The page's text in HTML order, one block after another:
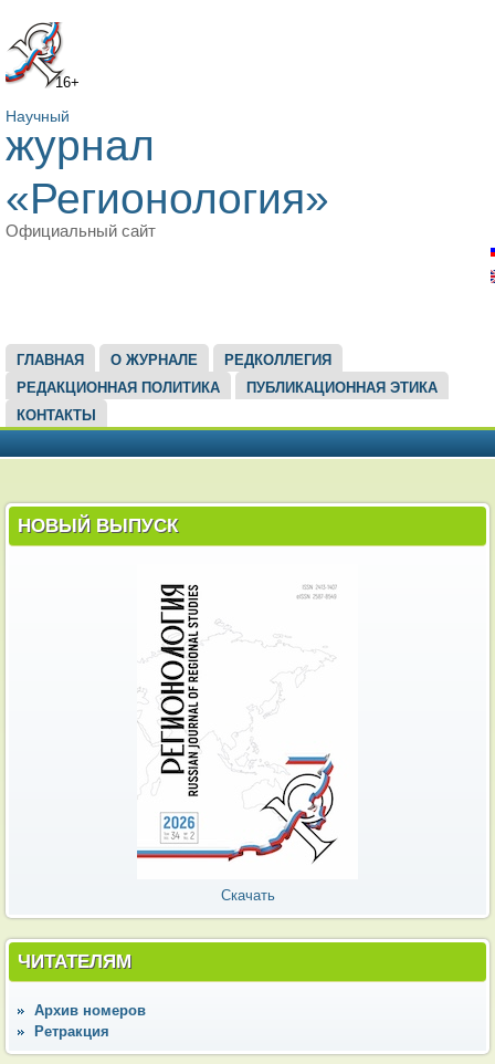
16+
Научный
журнал
«Регионология»
Официальный сайт
ГЛАВНОЕ МЕНЮ
ГЛАВНАЯ О ЖУРНАЛЕ
РЕДКОЛЛЕГИЯ
РЕДАКЦИОННАЯ ПОЛИТИКА
ПУБЛИКАЦИОННАЯ ЭТИКА
КОНТАКТЫ
НОВЫЙ ВЫПУСК
Скачать
ЧИТАТЕЛЯМ
Архив номеров
Ретракция